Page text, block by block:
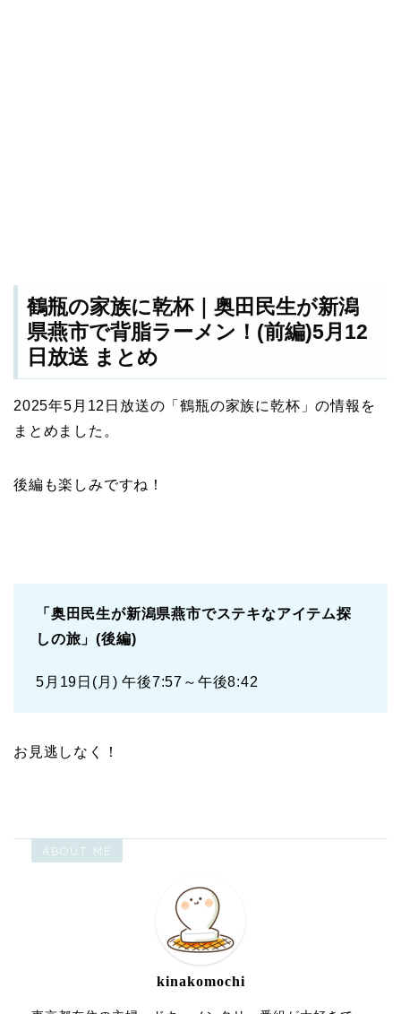
鶴瓶の家族に乾杯｜奥田民生が新潟
県燕市で背脂ラーメン！(前編)5月12
日放送 まとめ
2025年5月12日放送の「鶴瓶の家族に乾杯」の情報を
まとめました。
後編も楽しみですね！
「奥田民生が新潟県燕市でステキなアイテム探
しの旅」(後編)
5月19日(月) 午後7:57～午後8:42
お見逃しなく！
ABOUT ME
kinakomochi